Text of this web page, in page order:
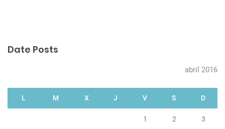
Date Posts
abril 2016
L M X J V S D
1 2 3